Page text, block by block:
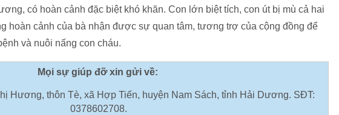
có hoàn cảnh đặc biệt khó khăn. Con lớn biệt tích, con út bị mù cả hai
hoàn cảnh của bà nhận được sự quan tâm, tương trợ của cộng đồng để
và nuôi nấng con cháu.
Mọi sự giúp đỡ xin gửi về:
Hương, thôn Tè, xã Hợp Tiến, huyện Nam Sách, tỉnh Hải Dương. SĐT:
0378602708.